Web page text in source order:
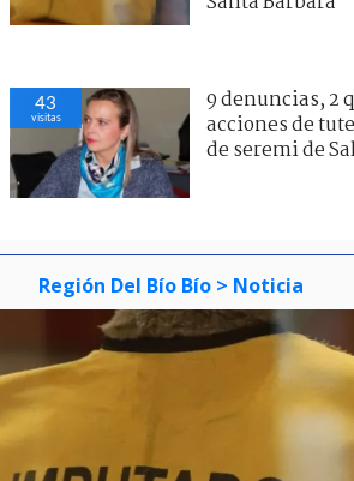
43
visitas
9 denuncias, 2
acciones de
de seremi de
Región Del Bío Bío > Noticia